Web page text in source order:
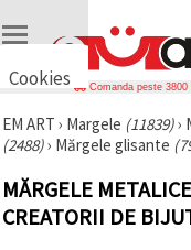
Cookies
vrem să vă
oferim
cookie -uri.
Cu toate
acestea, ele
Comanda peste 3800
EM ART › Margele (11839)›
(2488)› Mărgele glisante
MĂRGELE
CREATORII DE